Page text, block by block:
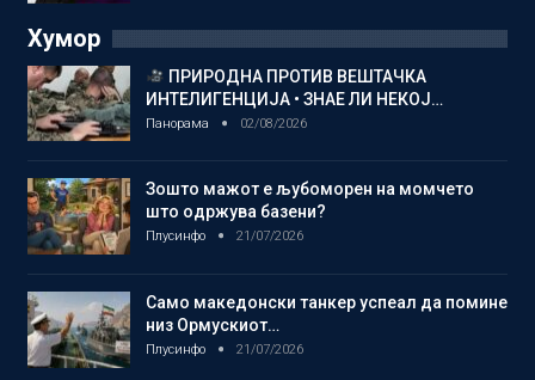
Хумор
ПРИРОДНА ПРОТИВ ВЕШТАЧКА
ИНТЕЛИГЕНЦИЈА • ЗНАЕ ЛИ НЕКОЈ…
Панорама 02/08/2026
Зошто мажот е љубоморен на момчето
што одржува базени?
Плусинфо 21/07/2026
Само македонски танкер успеал да помине
низ Ормускиот…
Плусинфо 21/07/2026